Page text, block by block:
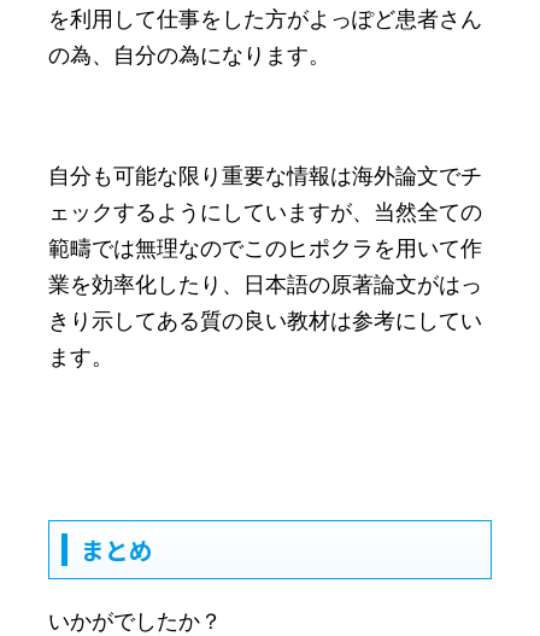
を利用して仕事をした方がよっぽど患者さん
の為、自分の為になります。
自分も可能な限り重要な情報は海外論文でチ
ェックするようにしていますが、当然全ての
範疇では無理なのでこのヒポクラを用いて作
業を効率化したり、日本語の原著論文がはっ
きり示してある質の良い教材は参考にしてい
ます。
まとめ
いかがでしたか？